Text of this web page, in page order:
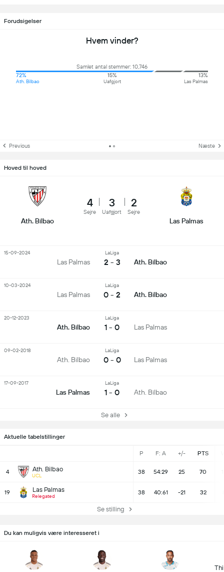
Aktuelle tabelstillinger
P F: A +/- PTS
4 Ath. Bilbao
UCL
38 54:29 25 70
19 Las Palmas
Relegated
38 40:61 -21 32
Se stilling
Forudsigelser
Hvem vinder?
Samlet antal stemmer: 10,746
72%
Ath. Bilbao
15%
Uafgjort
13%
Las Palmas
Previous Næste
Hoved til hoved
Ath. Bilbao
4
Sejre
3
Uafgjort
2
Sejre
Las Palmas
Las Palmas
LaLiga
2 - 3 Ath. Bilbao
15-09-2024
Las Palmas
LaLiga
0 - 2 Ath. Bilbao
10-03-2024
Ath. Bilbao
LaLiga
1 - 0 Las Palmas
20-12-2023
Ath. Bilbao
LaLiga
0 - 0 Las Palmas
09-02-2018
Las Palmas
LaLiga
1 - 0 Ath. Bilbao
17-09-2017
Se alle
Du kan muligvis være interesseret i